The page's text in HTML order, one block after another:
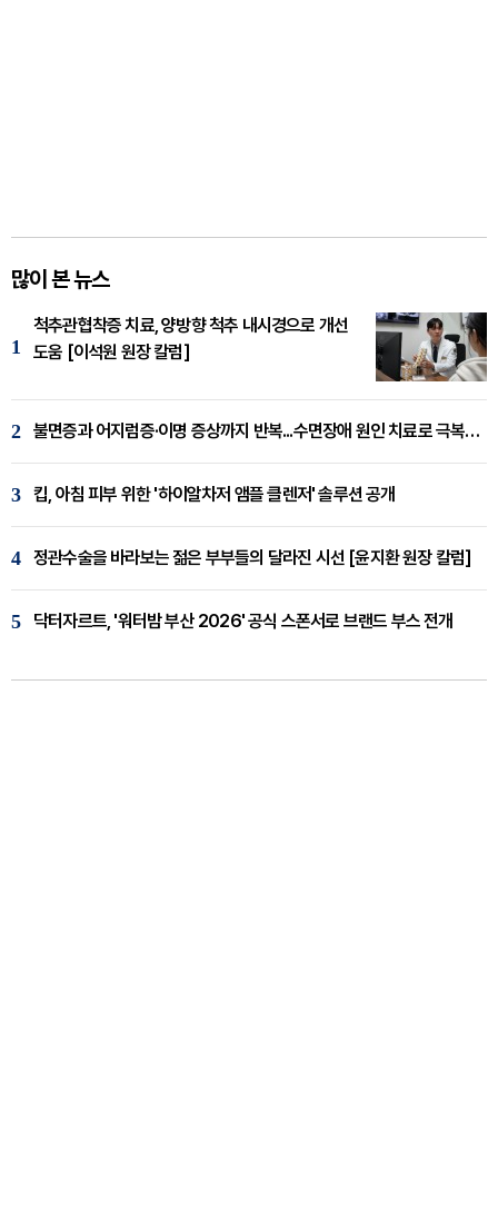
많이 본 뉴스
1
척추관협착증 치료, 양방향 척추 내시경으로 개선
도움 [이석원 원장 칼럼]
2 불면증과 어지럼증·이명 증상까지 반복...수면장애 원인 치료로 극복해야
3 킵, 아침 피부 위한 '하이알차저 앰플 클렌저' 솔루션 공개
4 정관수술을 바라보는 젊은 부부들의 달라진 시선 [윤지환 원장 칼럼]
5 닥터자르트, '워터밤 부산 2026' 공식 스폰서로 브랜드 부스 전개